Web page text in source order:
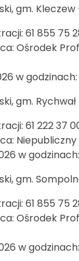
gm.
61 855 75
Ośrodek
w godzinach:
gm.
61 222 37
Niepubliczny
w godzinach:
gm.
61 855 75
Ośrodek
w godzinach: